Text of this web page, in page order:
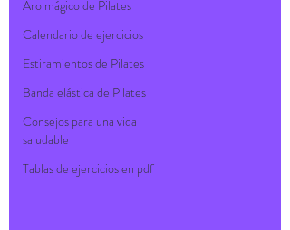
Aro mágico de Pilates
Calendario de ejercicios
Estiramientos de Pilates
Banda elástica de Pilates
Consejos para una vida
saludable
Tablas de ejercicios en pdf